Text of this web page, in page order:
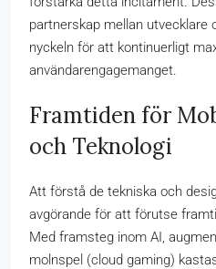
partnerskap mellan utvecklare
nyckeln för att kontinuerligt
användarengagemanget.
Framtiden för
och Teknologi
Att förstå de tekniska och
avgörande för att förutse
Med framsteg inom AI,
molnspel (cloud gaming)